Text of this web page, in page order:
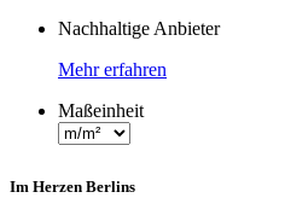
Nachhaltige Anbieter
Mehr erfahren
Maßeinheit
Im Herzen Berlins